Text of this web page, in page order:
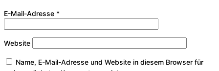
E-Mail-Adresse *
Website
Name, E-Mail-Adresse und Website in diesem Browser für